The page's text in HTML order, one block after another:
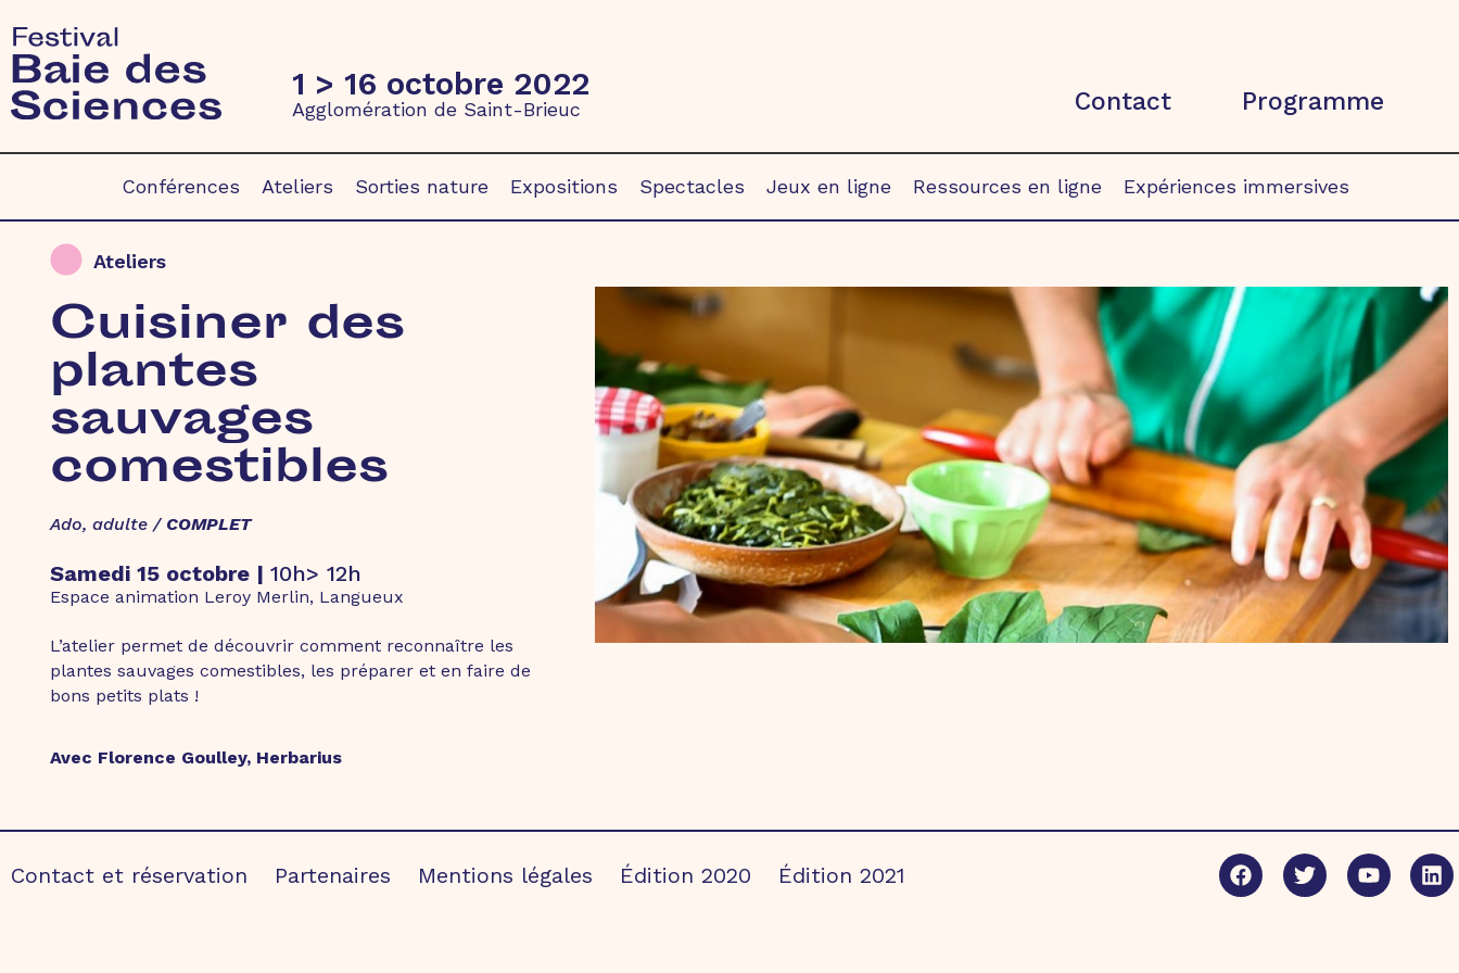
1 > 16 octobre 2022
Agglomération de Saint-Brieuc Contact Programme
Conférences Ateliers Sorties nature Expositions Spectacles Jeux en ligne Ressources en ligne Expériences immersives
Ateliers
Cuisiner des
plantes
sauvages
comestibles
Ado, adulte / COMPLET
Samedi 15 octobre | 10h> 12h
Espace animation Leroy Merlin, Langueux
L’atelier permet de découvrir comment reconnaître les
plantes sauvages comestibles, les préparer et en faire de
bons petits plats !
Avec Florence Goulley, Herbarius
Contact et réservation Partenaires Mentions légales Édition 2020 Édition 2021